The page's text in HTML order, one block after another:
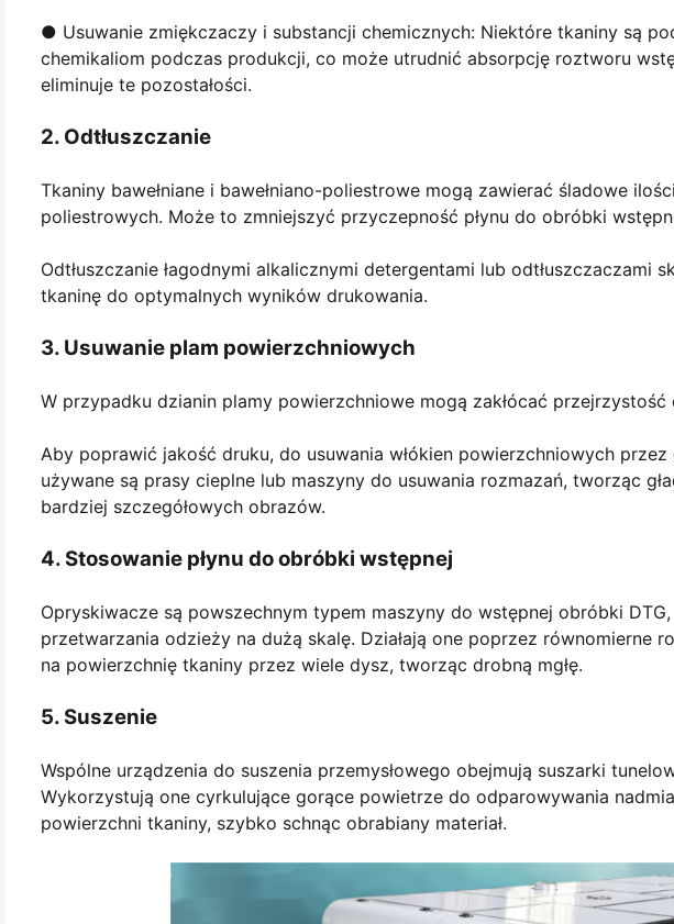
● Usuwanie zmiękczaczy i substancji chemicznych: Niektóre tkaniny są
chemikaliom podczas produkcji, co może utrudnić absorpcję roztworu
eliminuje te pozostałości.
2. Odtłuszczanie
Tkaniny bawełniane i bawełniano-poliestrowe mogą zawierać śladowe
poliestrowych. Może to zmniejszyć przyczepność płynu do obróbki
Odtłuszczanie łagodnymi alkalicznymi detergentami lub odtłuszczaczami
tkaninę do optymalnych wyników drukowania.
3. Usuwanie plam powierzchniowych
W przypadku dzianin plamy powierzchniowe mogą zakłócać przejrzystość
Aby poprawić jakość druku, do usuwania włókien powierzchniowych
używane są prasy cieplne lub maszyny do usuwania rozmazań, tworząc
bardziej szczegółowych obrazów.
4. Stosowanie płynu do obróbki wstępnej
Opryskiwacze są powszechnym typem maszyny do wstępnej obróbki
przetwarzania odzieży na dużą skalę. Działają one poprzez równomierne
na powierzchnię tkaniny przez wiele dysz, tworząc drobną mgłę.
5. Suszenie
Wspólne urządzenia do suszenia przemysłowego obejmują suszarki
Wykorzystują one cyrkulujące gorące powietrze do odparowywania
powierzchni tkaniny, szybko schnąc obrabiany materiał.